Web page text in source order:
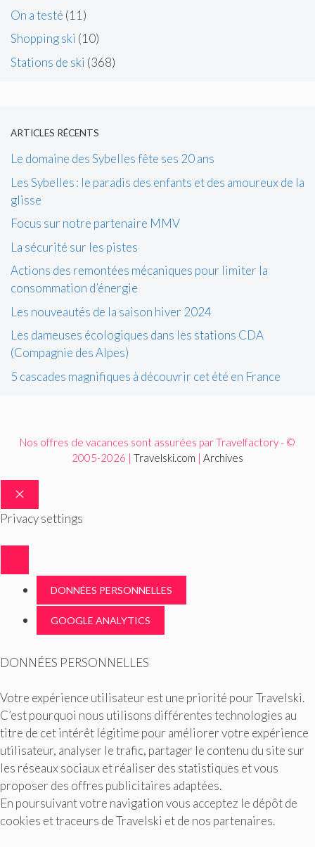
On a testé (11)
Shopping ski (10)
Stations de ski (368)
ARTICLES RÉCENTS
Le domaine des Sybelles fête ses 20 ans
Les Sybelles : le paradis des enfants et des amoureux de la
glisse
Focus sur notre partenaire MMV
La sécurité sur les pistes
Actions des remontées mécaniques pour limiter la
consommation d’énergie
Les nouveautés de la saison hiver 2024
Les dameuses écologiques dans les stations CDA
(Compagnie des Alpes)
5 cascades magnifiques à découvrir cet été en France
Nos offres de vacances sont assurées par Travelfactory - ©
2005-2026 | Travelski.com | Archives
FERMER
Privacy settings
DONNÉES PERSONNELLES
GOOGLE ANALYTICS
DONNÉES PERSONNELLES
Votre expérience utilisateur est une priorité pour Travelski.
C’est pourquoi nous utilisons différentes technologies au
titre de cet intérêt légitime pour améliorer votre expérience
utilisateur, analyser le trafic, partager le contenu du site sur
les réseaux sociaux et réaliser des statistiques et vous
proposer des offres publicitaires adaptées.
En poursuivant votre navigation vous acceptez le dépôt de
cookies et traceurs de Travelski et de nos partenaires.